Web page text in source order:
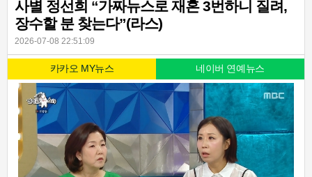
사별 정선희 “가짜뉴스로 재혼 3번하니 질려,
장수할 분 찾는다”(라스)
2026-07-08 22:51:09
카카오 MY뉴스 네이버 연예뉴스